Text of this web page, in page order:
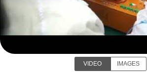
VIDEOS
ÜBER
KEEPWAY
CO.,LTD
VIDEO IMAGES